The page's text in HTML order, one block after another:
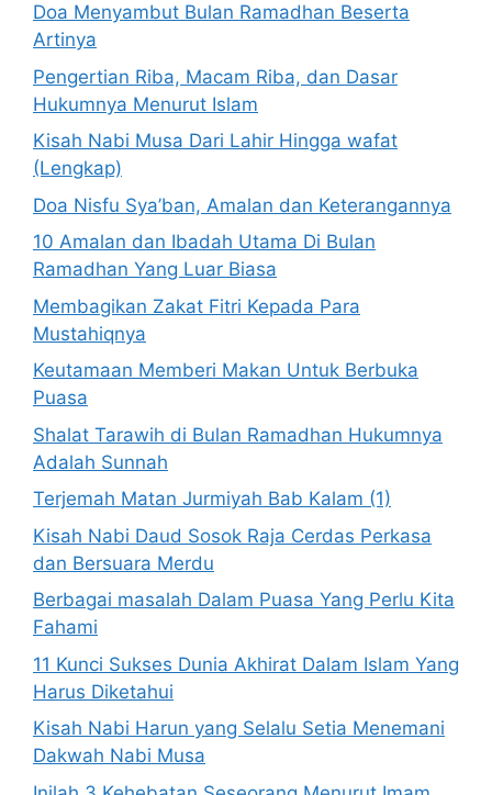
Doa Menyambut Bulan Ramadhan Beserta
Artinya
Pengertian Riba, Macam Riba, dan Dasar
Hukumnya Menurut Islam
Kisah Nabi Musa Dari Lahir Hingga wafat
(Lengkap)
Doa Nisfu Sya’ban, Amalan dan Keterangannya
10 Amalan dan Ibadah Utama Di Bulan
Ramadhan Yang Luar Biasa
Membagikan Zakat Fitri Kepada Para
Mustahiqnya
Keutamaan Memberi Makan Untuk Berbuka
Puasa
Shalat Tarawih di Bulan Ramadhan Hukumnya
Adalah Sunnah
Terjemah Matan Jurmiyah Bab Kalam (1)
Kisah Nabi Daud Sosok Raja Cerdas Perkasa
dan Bersuara Merdu
Berbagai masalah Dalam Puasa Yang Perlu Kita
Fahami
11 Kunci Sukses Dunia Akhirat Dalam Islam Yang
Harus Diketahui
Kisah Nabi Harun yang Selalu Setia Menemani
Dakwah Nabi Musa